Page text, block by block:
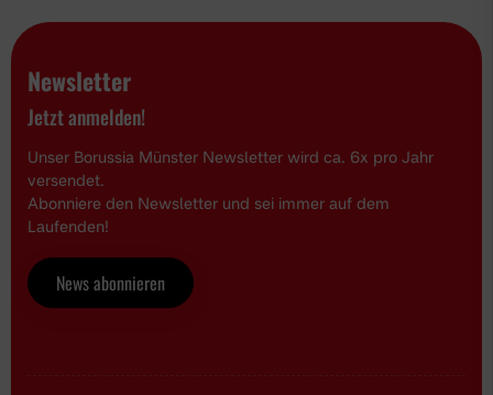
Newsletter
Jetzt anmelden!
Unser Borussia Münster Newsletter wird ca. 6x pro Jahr
versendet.
Abonniere den Newsletter und sei immer auf dem
Laufenden!
News abonnieren